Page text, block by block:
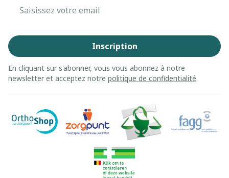
Inscription
En cliquant sur s'abonner, vous vous abonnez à notre
newsletter et acceptez notre politique de confidentialité.